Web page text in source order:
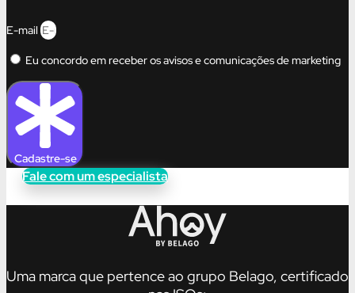
E-mail
Eu concordo em receber os avisos e comunicações de marketing
Cadastre-se
Fale com um especialista
Uma marca que pertence ao grupo Belago, certificado